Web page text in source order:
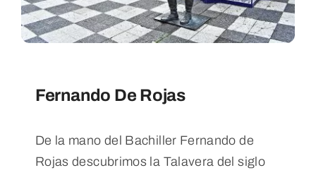
Blog
Fernando De Rojas
De la mano del Bachiller Fernando de
Rojas descubrimos la Talavera del siglo